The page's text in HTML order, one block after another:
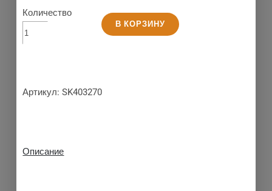
Количество
В КОРЗИНУ
Артикул:SK403270
Описание